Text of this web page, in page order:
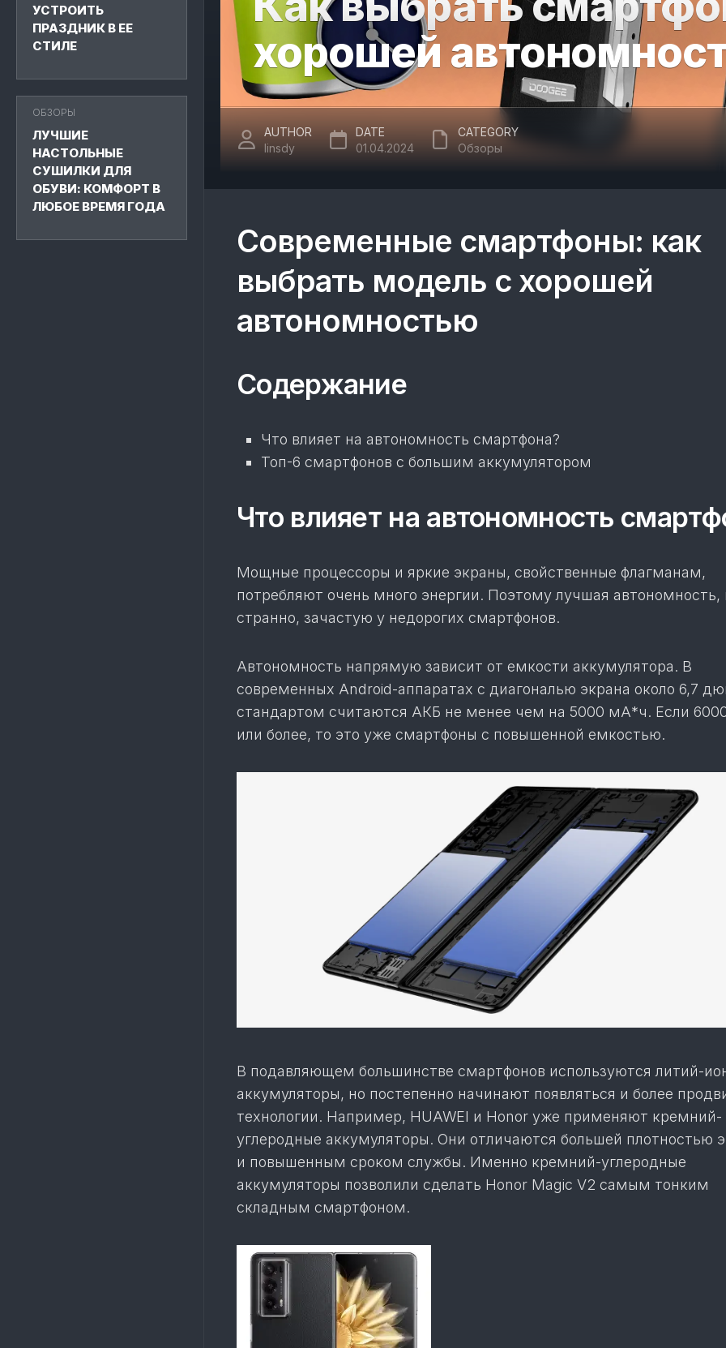
УСТРОИТЬ
ПРАЗДНИК В ЕЕ
СТИЛЕ
ОБЗОРЫ
ЛУЧШИЕ
НАСТОЛЬНЫЕ
СУШИЛКИ ДЛЯ
ОБУВИ: КОМФОРТ В
ЛЮБОЕ ВРЕМЯ ГОДА
хорошей
AUTHOR
linsdy
DATE
01.04.2024
CATEGORY
Обзоры
Современные смартфоны: как
выбрать модель с хорошей
автономностью
Содержание
Что влияет на автономность смартфона?
Топ-6 смартфонов с большим аккумулятором
Что влияет на автономность
Мощные процессоры и яркие экраны, свойственные флагманам,
потребляют очень много энергии. Поэтому лучшая автономность,
странно, зачастую у недорогих смартфонов.
Автономность напрямую зависит от емкости аккумулятора. В
современных Android-аппаратах с диагональю экрана около 6,7
стандартом считаются АКБ не менее чем на 5000 мА*ч. Если
или более, то это уже смартфоны с повышенной емкостью.
В подавляющем большинстве смартфонов используются литий-
аккумуляторы, но постепенно начинают появляться и более
технологии. Например, HUAWEI и Honor уже применяют кремний-
углеродные аккумуляторы. Они отличаются большей плотностью
и повышенным сроком службы. Именно кремний-углеродные
аккумуляторы позволили сделать Honor Magic V2 самым тонким
складным смартфоном.